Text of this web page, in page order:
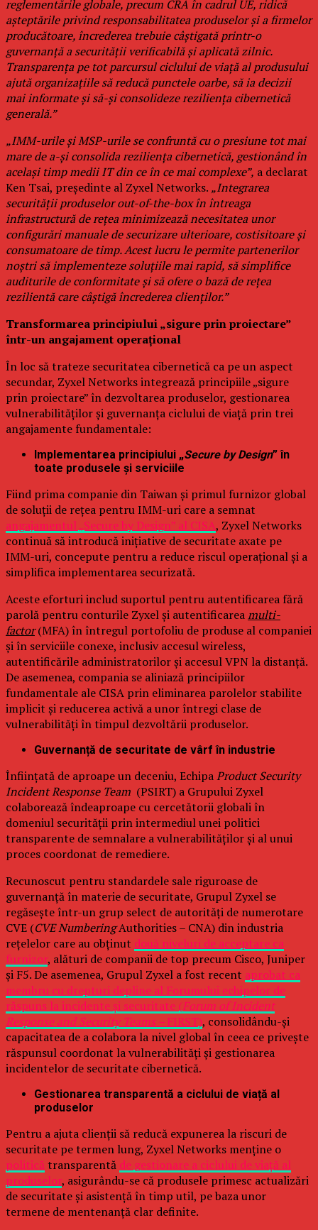
reglementările globale, precum CRA în cadrul UE, ridică
așteptările privind responsabilitatea produselor și a firmelor
producătoare, încrederea trebuie câștigată printr-o
guvernanță a securității verificabilă și aplicată zilnic.
Transparența pe tot parcursul ciclului de viață al produsului
ajută organizațiile să reducă punctele oarbe, să ia decizii
mai informate și să-și consolideze reziliența cibernetică
generală.”
„IMM-urile și MSP-urile se confruntă cu o presiune tot mai
mare de a-și consolida reziliența cibernetică, gestionând în
același timp medii IT din ce în ce mai complexe”, a declarat
Ken Tsai, președinte al Zyxel Networks. „Integrarea
securității produselor out-of-the-box în întreaga
infrastructură de rețea minimizează necesitatea unor
configurări manuale de securizare ulterioare, costisitoare și
consumatoare de timp. Acest lucru le permite partenerilor
noștri să implementeze soluțiile mai rapid, să simplifice
auditurile de conformitate și să ofere o bază de rețea
rezilientă care câștigă încrederea clienților.”
Transformarea principiului „sigure prin proiectare”
într-un angajament operațional
În loc să trateze securitatea cibernetică ca pe un aspect
secundar, Zyxel Networks integrează principiile „sigure
prin proiectare” în dezvoltarea produselor, gestionarea
vulnerabilităților și guvernanța ciclului de viață prin trei
angajamente fundamentale:
Implementarea principiului „Secure by Design” în
toate produsele și serviciile
Fiind prima companie din Taiwan și primul furnizor global
de soluții de rețea pentru IMM-uri care a semnat
angajamentul „Secure by Design” al CISA, Zyxel Networks
continuă să introducă inițiative de securitate axate pe
IMM-uri, concepute pentru a reduce riscul operațional și a
simplifica implementarea securizată.
Aceste eforturi includ suportul pentru autentificarea fără
parolă pentru conturile Zyxel și autentificareamulti-
factor(MFA) în întregul portofoliu de produse al companiei
și în serviciile conexe, inclusiv accesul wireless,
autentificările administratorilor și accesul VPN la distanță.
De asemenea, compania se aliniază principiilor
fundamentale ale CISA prin eliminarea parolelor stabilite
implicit și reducerea activă a unor întregi clase de
vulnerabilități în timpul dezvoltării produselor.
Guvernanță de securitate de vârf în industrie
Înființată de aproape un deceniu, EchipaProduct Security
Incident Response Team (PSIRT) a Grupului Zyxel
colaborează îndeaproape cu cercetătorii globali în
domeniul securității prin intermediul unei politici
transparente de semnalare a vulnerabilităților și al unui
proces coordonat de remediere.
Recunoscut pentru standardele sale riguroase de
guvernanță în materie de securitate, Grupul Zyxel se
regăsește într-un grup select de autorități de numerotare
CVE (CVE NumberingAuthorities – CNA) din industria
rețelelor care au obținut două niveluri de acceptare ca
furnizor, alături de companii de top precum Cisco, Juniper
și F5. De asemenea, Grupul Zyxel a fost recent aprobat ca
membru cu drepturi depline al Forumului echipelor de
răspuns la incidente și securitate (Forum of Incident
Response and Security Teams –FIRST), consolidându-și
capacitatea de a colabora la nivel global în ceea ce privește
răspunsul coordonat la vulnerabilități și gestionarea
incidentelor de securitate cibernetică.
Gestionarea transparentă a ciclului de viață al
produselor
Pentru a ajuta clienții să reducă expunerea la riscuri de
securitate pe termen lung, Zyxel Networks menține o
politică transparentă de gestionare a ciclului de viață al
produselor, asigurându-se că produsele primesc actualizări
de securitate și asistență în timp util, pe baza unor
termene de mentenanță clar definite.